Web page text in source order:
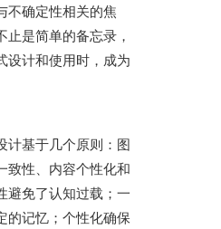
不确定性相关的焦
止是简单的备忘录，
设计和使用时，成为
计基于几个原则：图
致性、内容个性化和
避免了认知过载；一
的记忆；个性化确保